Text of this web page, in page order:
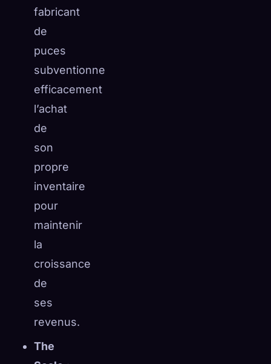
fabricant
de
puces
subventionne
efficacement
l’achat
de
son
propre
inventaire
pour
maintenir
la
croissance
de
ses
revenus.
The